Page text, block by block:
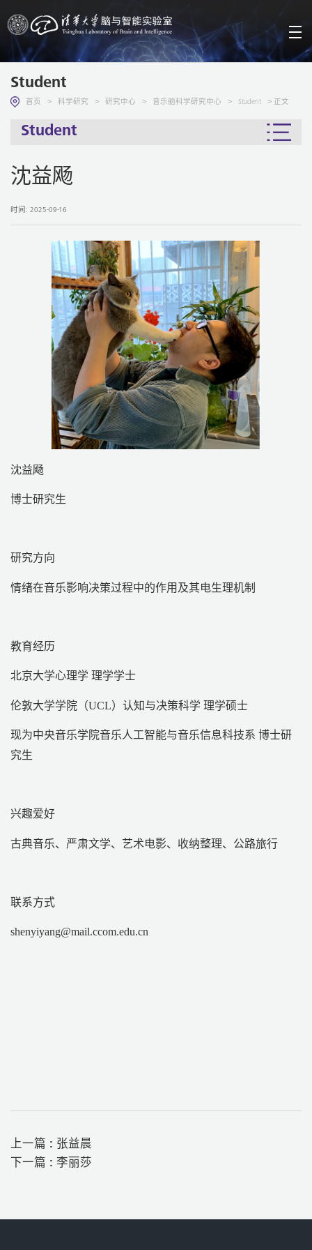
Student
首页 > 科学研究 > 研究中心 > 音乐脑科学研究中心 > Student > 正文
Student
沈益飏
时间: 2025-09-16
沈益飏
博士研究生
研究方向
情绪在音乐影响决策过程中的作用及其电生理机制
教育经历
北京大学心理学 理学学士
伦敦大学学院（UCL）认知与决策科学 理学硕士
现为中央音乐学院音乐人工智能与音乐信息科技系 博士研
究生
兴趣爱好
古典音乐、严肃文学、艺术电影、收纳整理、公路旅行
联系方式
shenyiyang@mail.ccom.edu.cn
上一篇 : 张益晨
下一篇 : 李丽莎